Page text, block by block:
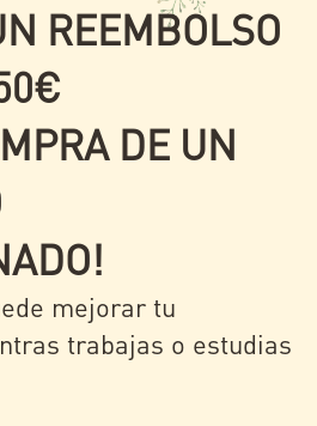
REEMBOLSO
DE UN
mejorar tu
trabajas o estudias